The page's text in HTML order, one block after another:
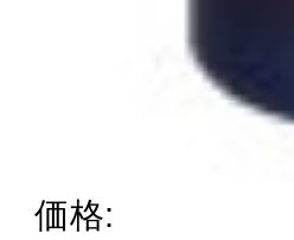
価格: